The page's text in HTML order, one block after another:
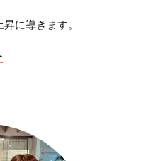
に導きます。